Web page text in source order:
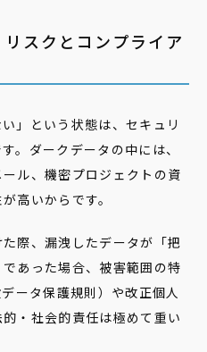
スクとコンプライア
」という状態は、セキュリ
。ダークデータの中には、
ル、機密プロジェクトの資
高いからです。
際、漏洩したデータが「把
あった場合、被害範囲の特
ータ保護規則）や改正個人
・社会的責任は極めて重い